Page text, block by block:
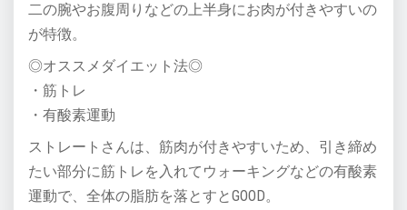
二の腕やお腹周りなどの上半身にお肉が付きやすいの
が特徴。
◎オススメダイエット法◎
・筋トレ
・有酸素運動
ストレートさんは、筋肉が付きやすいため、引き締め
たい部分に筋トレを入れてウォーキングなどの有酸素
運動で、全体の脂肪を落とすとGOOD。